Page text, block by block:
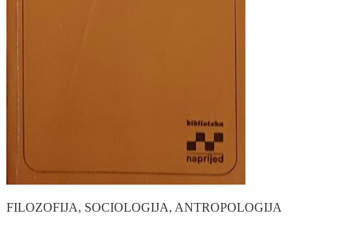
FILOZOFIJA, SOCIOLOGIJA, ANTROPOLOGIJA